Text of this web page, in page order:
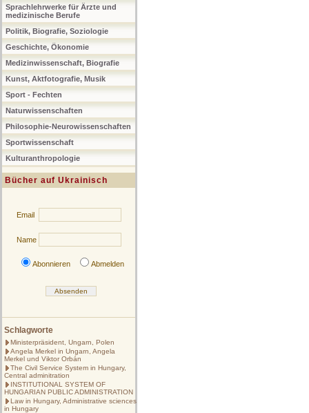
Sprachlehrwerke für Ärzte und
medizinische Berufe
Politik, Biografie, Soziologie
Geschichte, Ökonomie
Medizinwissenschaft, Biografie
Kunst, Aktfotografie, Musik
Sport - Fechten
Naturwissenschaften
Philosophie-Neurowissenschaften
Sportwissenschaft
Kulturanthropologie
Bücher auf Ukrainisch
Email
Name
Abonnieren Abmelden
Schlagworte
Ministerpräsident, Ungarn, Polen
Angela Merkel in Ungarn, Angela
Merkel und Viktor Orbán
The Civil Service System in Hungary,
Central adminitration
INSTITUTIONAL SYSTEM OF
HUNGARIAN PUBLIC ADMINISTRATION
Law in Hungary, Administrative sciences
in Hungary